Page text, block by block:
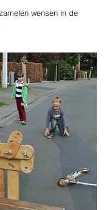
wensen in de